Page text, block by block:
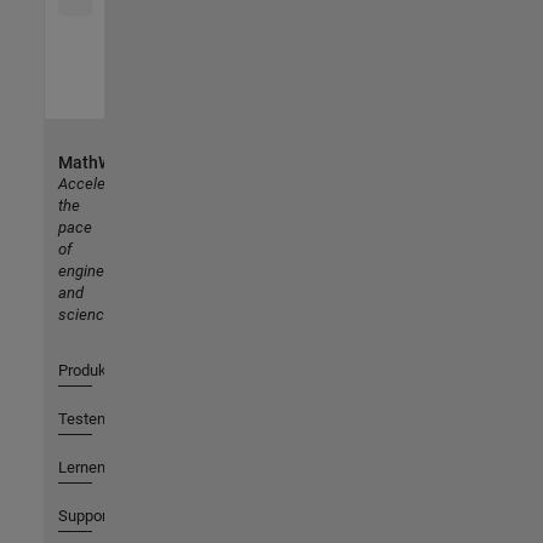
MathWorks
Accelerating
the
pace
of
engineering
and
science
Produkte
Testen oder Kaufen
Lernen
Support